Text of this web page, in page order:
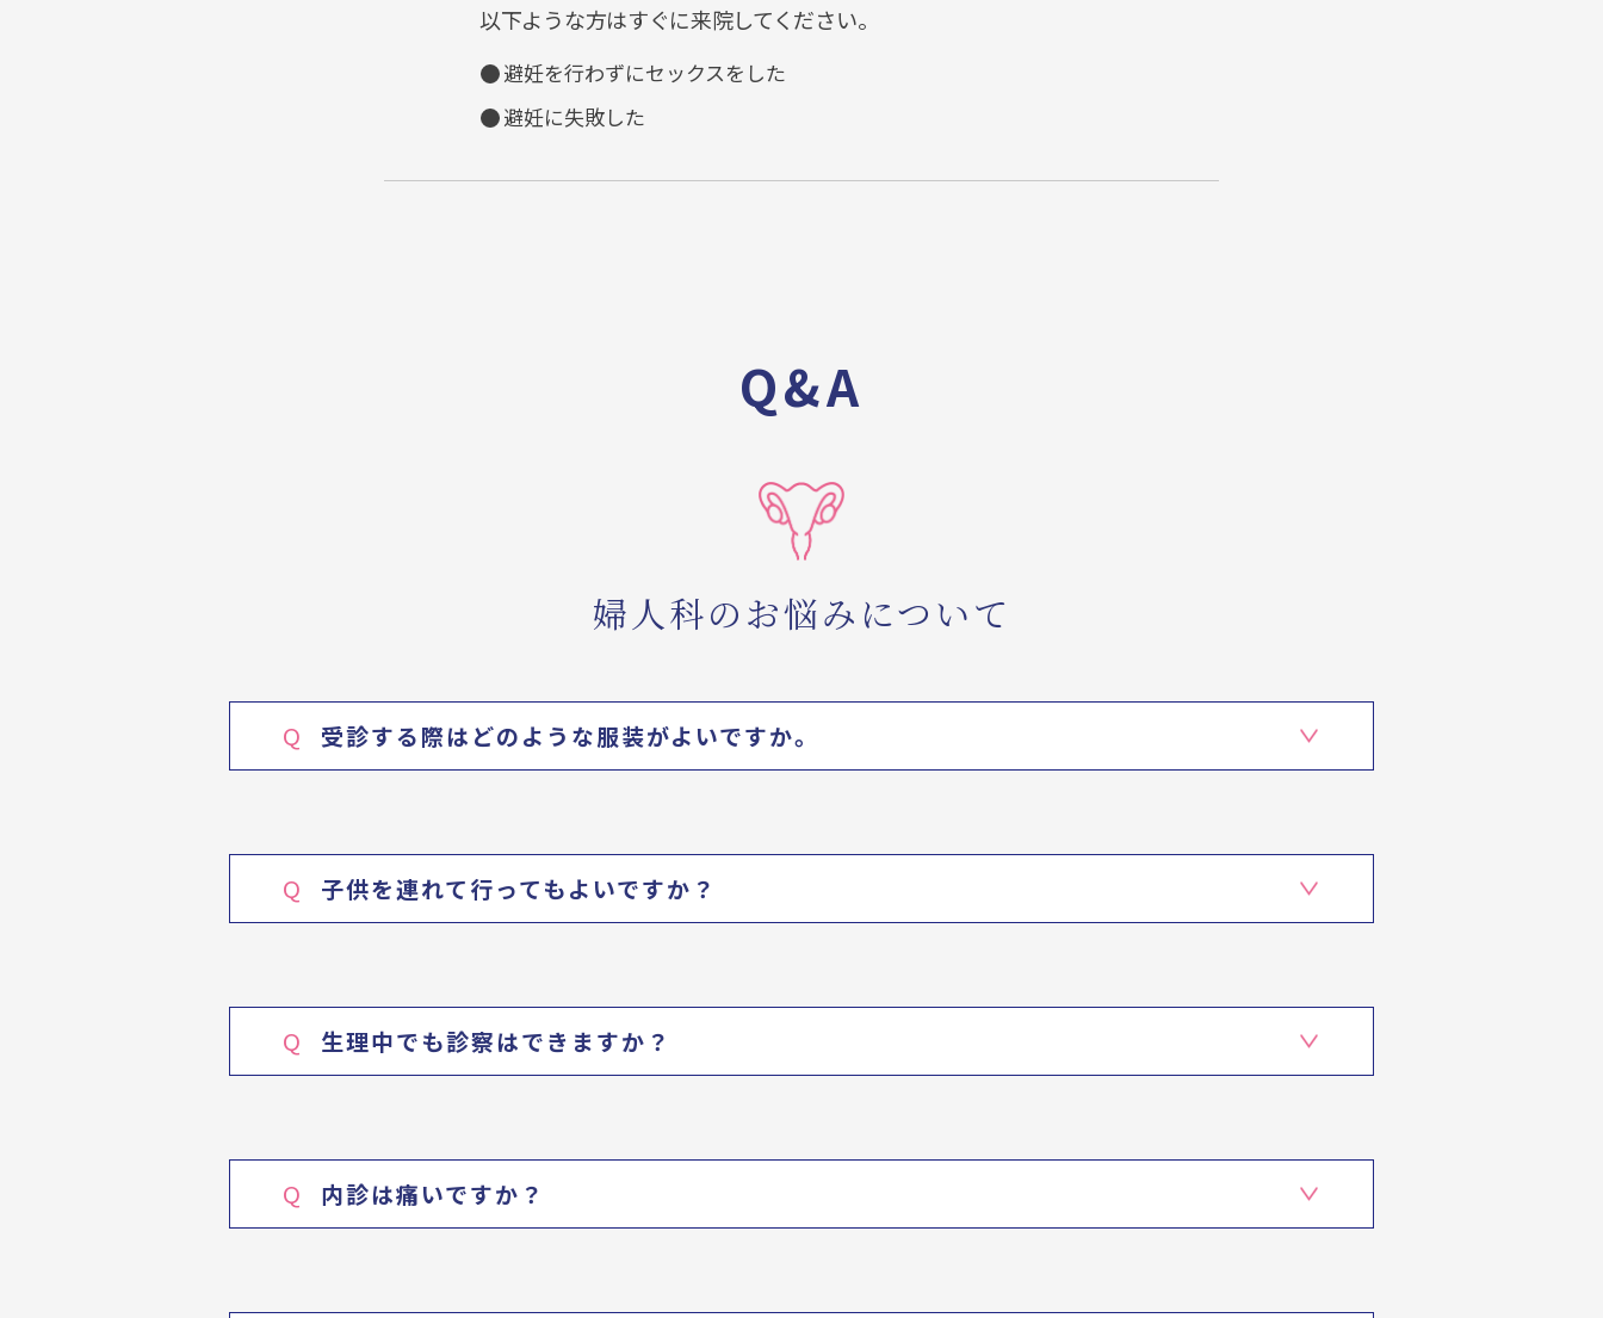
以下ような方はすぐに来院してください。
避妊を行わずにセックスをした
避妊に失敗した
Q&A
婦人科のお悩みについて
Q 受診する際はどのような服装がよいですか。
Q 子供を連れて行ってもよいですか？
Q 生理中でも診察はできますか？
Q 内診は痛いですか？